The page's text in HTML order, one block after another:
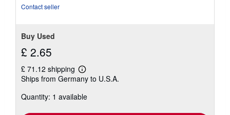
Contact seller
Buy Used
£ 2.65
£ 71.12 shipping
Learn
more
shipping
Ships from Germany to U.S.A.
Quantity: 1 available